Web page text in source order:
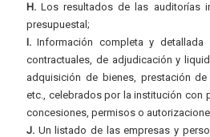
H. Los resultados de las auditorías
presupuestal;
I. Información completa y
contractuales, de adjudicación y
adquisición de bienes, prestación
etc., celebrados por la institución con
concesiones, permisos o
J. Un listado de las empresas y